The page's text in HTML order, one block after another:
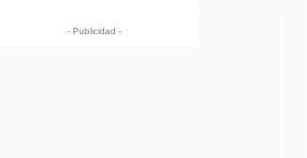
- Publicidad -